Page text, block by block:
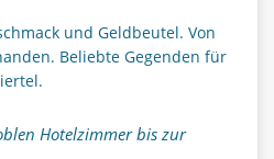
und Geldbeutel. Von
Beliebte Gegenden für
Hotelzimmer bis zur